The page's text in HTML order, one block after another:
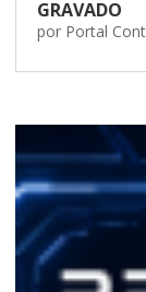
GRAVADO
por Portal